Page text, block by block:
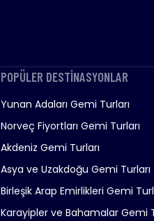
POPÜLER DESTİNASYONLAR
Yunan Adaları Gemi Turları
Norveç Fiyortları Gemi Turları
Akdeniz Gemi Turları
Asya ve Uzakdoğu Gemi Turları
Birleşik Arap Emirlikleri Gemi
Karayipler ve Bahamalar Gemi